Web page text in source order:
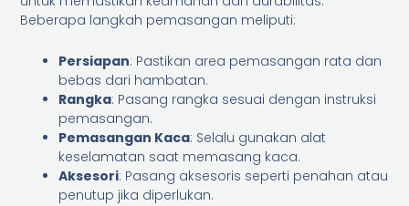
Beberapa langkah pemasangan meliputi:
Persiapan: Pastikan area pemasangan rata dan
bebas dari hambatan.
Rangka: Pasang rangka sesuai dengan instruksi
pemasangan.
Pemasangan Kaca: Selalu gunakan alat
keselamatan saat memasang kaca.
Aksesori: Pasang aksesoris seperti penahan atau
penutup jika diperlukan.